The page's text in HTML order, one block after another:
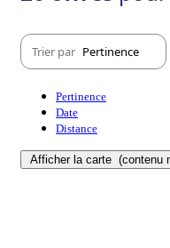
Trier par Pertinence
Pertinence
Date
Distance
Afficher la carte (contenu